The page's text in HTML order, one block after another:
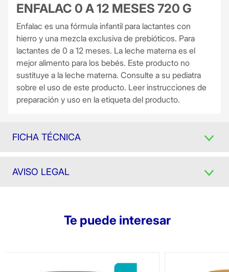
ENFALAC 0 A 12 MESES 720 G
Enfalac es una fórmula infantil para lactantes con
hierro y una mezcla exclusiva de prebióticos. Para
lactantes de 0 a 12 meses. La leche materna es el
mejor alimento para los bebés. Este producto no
sustituye a la leche materna. Consulte a su pediatra
sobre el uso de este producto. Leer instrucciones de
preparación y uso en la etiqueta del producto.
FICHA TÉCNICA
AVISO LEGAL
Te puede interesar